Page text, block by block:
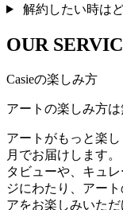
解約したい時は
OUR
Casieの楽しみ方
アートの楽しみ方
アートがもっと楽
月でお届けします
タビューや、キュ
ジにわたり、アー
アをお楽しみいただ